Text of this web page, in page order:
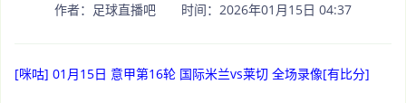
作者：足球直播吧 时间：2026年01月15日 04:37
[咪咕] 01月15日 意甲第16轮 国际米兰vs莱切 全场录像[有比分]